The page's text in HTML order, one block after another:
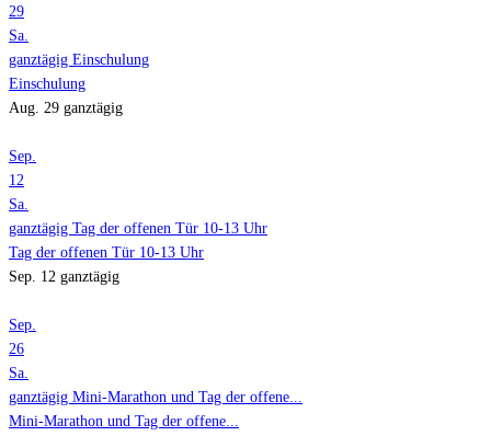
29
Sa.
ganztägig Einschulung
Einschulung
Aug. 29 ganztägig
Sep.
12
Sa.
ganztägig Tag der offenen Tür 10-13 Uhr
Tag der offenen Tür 10-13 Uhr
Sep. 12 ganztägig
Sep.
26
Sa.
ganztägig Mini-Marathon und Tag der offene...
Mini-Marathon und Tag der offene...